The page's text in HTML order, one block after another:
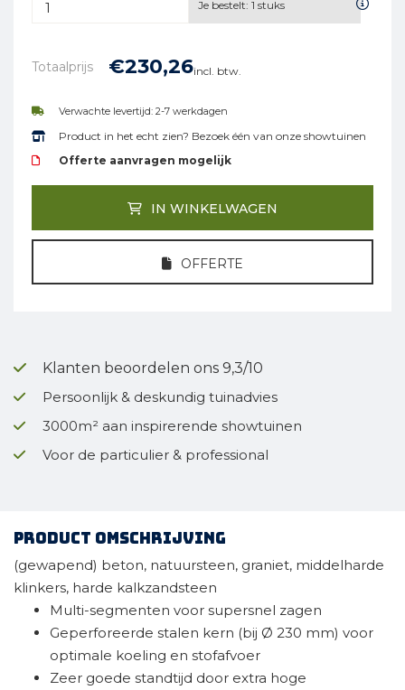
Je bestelt: 1 stuks
Totaalprijs €230,26incl. btw.
Verwachte levertijd: 2-7 werkdagen
Product in het echt zien? Bezoek één van onze showtuinen
Offerte aanvragen mogelijk
IN WINKELWAGEN
OFFERTE
Klanten beoordelen ons 9,3/10
Persoonlijk & deskundig tuinadvies
3000m² aan inspirerende showtuinen
Voor de particulier & professional
Product omschrijving
(gewapend) beton, natuursteen, graniet, middelharde
klinkers, harde kalkzandsteen
Multi-segmenten voor supersnel zagen
Geperforeerde stalen kern (bij Ø 230 mm) voor
optimale koeling en stofafvoer
Zeer goede standtijd door extra hoge